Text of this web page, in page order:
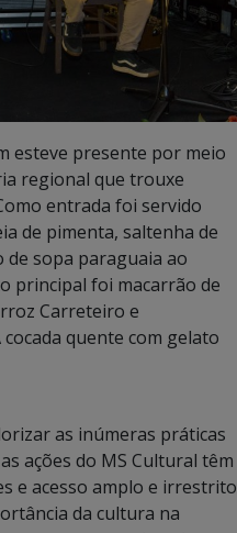
esteve presente por meio
regional que trouxe
entrada foi servido
de pimenta, saltenha de
sopa paraguaia ao
principal foi macarrão de
Carreteiro e
quente com gelato
as inúmeras práticas
ações do MS Cultural têm
e acesso amplo e irrestrito
da cultura na